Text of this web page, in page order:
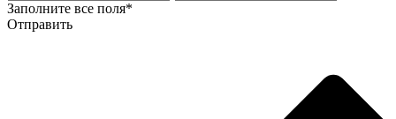
Заполните все поля*
Отправить